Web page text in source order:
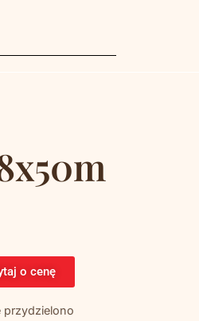
o cenę
przydzielono